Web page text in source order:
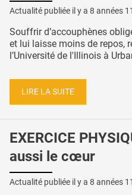
Actualité publiée il y a 8 années
Souffrir d’accouphènes
et lui laisse moins de repos,
l’Université de l'Illinois à
LIRE LA SUITE
EXERCICE
aussi le cœur
Actualité publiée il y a 8 années